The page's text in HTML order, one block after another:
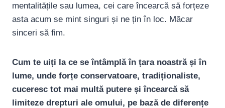
mentalitățile sau lumea, cei care încearcă să forțeze
asta acum se mint singuri și ne țin în loc. Măcar
sinceri să fim.
Cum te uiți la ce se întâmplă în țara noastră și în
lume, unde forțe conservatoare, tradiționaliste,
cuceresc tot mai multă putere și încearcă să
limiteze drepturi ale omului, pe bază de diferențe